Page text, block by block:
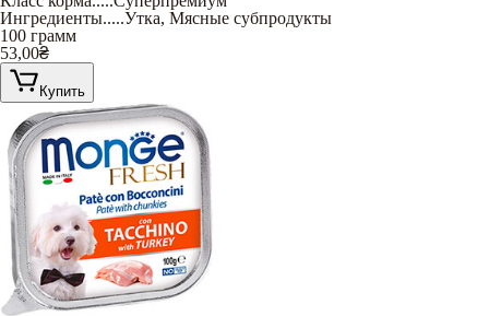
Ингредиенты.....Утка, Мясные субпродукты
100 грамм
53,00₴
Купить